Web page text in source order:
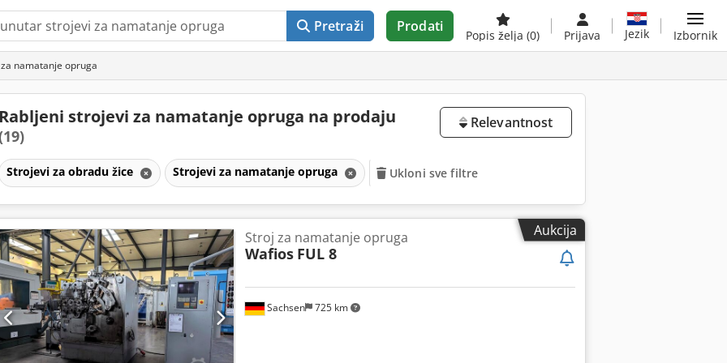
Pretraži Prodati
Popis želja (0) Prijava Jezik Izbornik
namatanje opruga
Rabljeni strojevi za namatanje opruga na prodaju Relevantnost
Strojevi za obradu žice Strojevi za namatanje opruga Ukloni sve filtre
Aukcija
Sachsen 725 km
Stroj za namatanje opruga
Wafios FUL 8